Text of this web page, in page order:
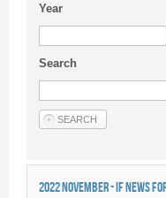
Year
Search
2022 NOVEMBER - IF NEWS